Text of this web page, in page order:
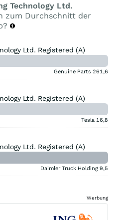
Technology Ltd.
zum Durchschnitt der
Ltd. Registered (A)
Genuine Parts 261,6
Ltd. Registered (A)
Tesla 16,8
Ltd. Registered (A)
Daimler Truck Holding 9,5
Werbung